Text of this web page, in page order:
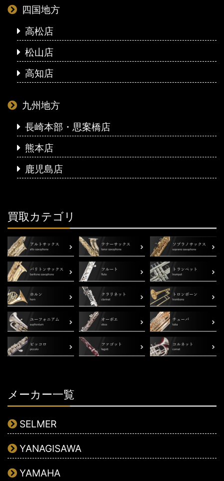
四国地方
高松店
松山店
高知店
九州地方
長崎本部・思案橋店
熊本店
鹿児島店
買取カテゴリ
メーカー一覧
SELMER
YANAGISAWA
YAMAHA